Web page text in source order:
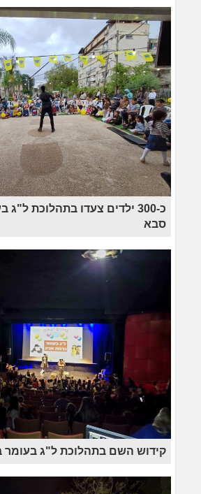
כ-300 ילדים צעדו בתהלוכת
סבא
קידוש השם בתהלוכת ל"ג בעומר